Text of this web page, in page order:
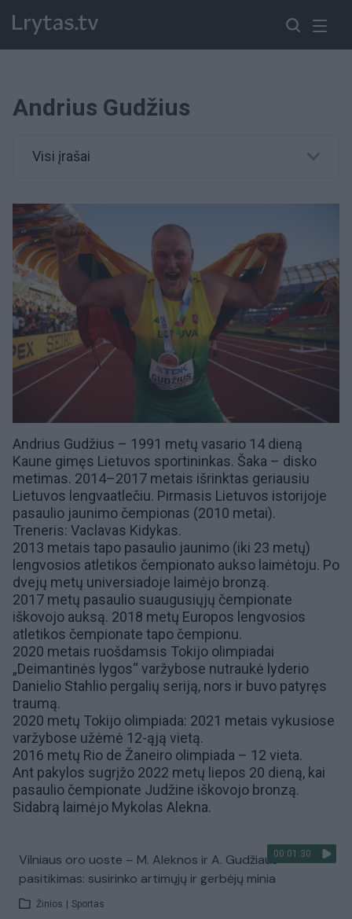
Andrius Gudžius
Visi įrašai
Andrius Gudžius – 1991 metų vasario 14 dieną
Kaune gimęs Lietuvos sportininkas. Šaka – disko
metimas. 2014–2017 metais išrinktas geriausiu
Lietuvos lengvaatlečiu. Pirmasis Lietuvos istorijoje
pasaulio jaunimo čempionas (2010 metai).
Treneris: Vaclavas Kidykas.
2013 metais tapo pasaulio jaunimo (iki 23 metų)
lengvosios atletikos čempionato aukso laimėtoju. Po
dvejų metų universiadoje laimėjo bronzą.
2017 metų pasaulio suaugusiųjų čempionate
iškovojo auksą. 2018 metų Europos lengvosios
atletikos čempionate tapo čempionu.
2020 metais ruošdamsis Tokijo olimpiadai
„Deimantinės lygos“ varžybose nutraukė lyderio
Danielio Stahlio pergalių seriją, nors ir buvo patyręs
traumą.
2020 metų Tokijo olimpiada: 2021 metais vykusiose
varžybose užėmė 12-ąją vietą.
2016 metų Rio de Žaneiro olimpiada – 12 vieta.
Ant pakylos sugrįžo 2022 metų liepos 20 dieną, kai
pasaulio čempionate Judžine iškovojo bronzą.
Sidabrą laimėjo Mykolas Alekna.
00:01:30
Vilniaus oro uoste – M. Aleknos ir A. Gudžiaus
pasitikimas: susirinko artimųjų ir gerbėjų minia
Žinios | Sportas